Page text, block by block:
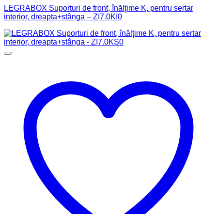
LEGRABOX Suporturi de front, înălţime K, pentru sertar
interior, dreapta+stânga – ZI7.0KI0